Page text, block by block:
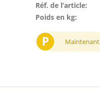
Réf. de l’article:
Poids en kg:
P Maintenant